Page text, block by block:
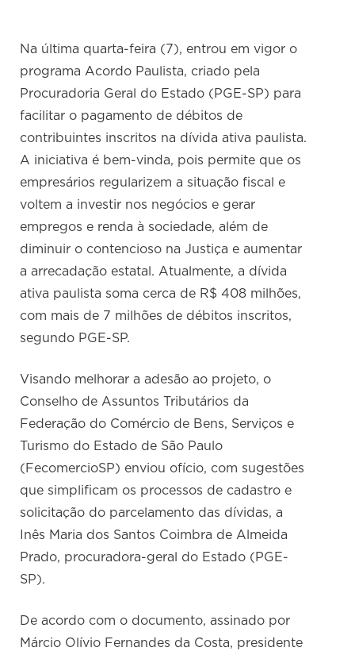
Na última quarta-feira (7), entrou em vigor o
programa Acordo Paulista, criado pela
Procuradoria Geral do Estado (PGE-SP) para
facilitar o pagamento de débitos de
contribuintes inscritos na dívida ativa paulista.
A iniciativa é bem-vinda, pois permite que os
empresários regularizem a situação fiscal e
voltem a investir nos negócios e gerar
empregos e renda à sociedade, além de
diminuir o contencioso na Justiça e aumentar
a arrecadação estatal. Atualmente, a dívida
ativa paulista soma cerca de R$ 408 milhões,
com mais de 7 milhões de débitos inscritos,
segundo PGE-SP.
Visando melhorar a adesão ao projeto, o
Conselho de Assuntos Tributários da
Federação do Comércio de Bens, Serviços e
Turismo do Estado de São Paulo
(FecomercioSP) enviou ofício, com sugestões
que simplificam os processos de cadastro e
solicitação do parcelamento das dívidas, a
Inês Maria dos Santos Coimbra de Almeida
Prado, procuradora-geral do Estado (PGE-
SP).
De acordo com o documento, assinado por
Márcio Olívio Fernandes da Costa, presidente